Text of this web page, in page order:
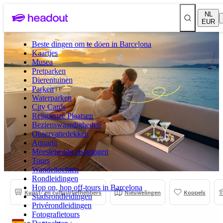
NL
EUR
Beste dingen om te doen in Barcelona
Kaartjes
Musea
Pretparken
Dierentuinen
Parken
Waterparken
City Cards
Religieuze Plaatsen
Bezienswaardigheden
Observatiedekken
Aquaria
Meeslepende ervaringen
Tours
Wandeltochten
Rondleidingen
Hop on, hop off-tours in Barcelona
Stadsrondleidingen
Privérondleidingen
Fotografietours
Kunst- en cultuurliefhebbers Nieuwelingen Koppels